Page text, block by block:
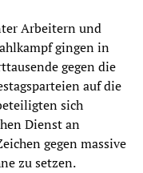
Arbeitern und
gingen in
gegen die
auf die
sich
Dienst an
gegen massive
zu setzen.